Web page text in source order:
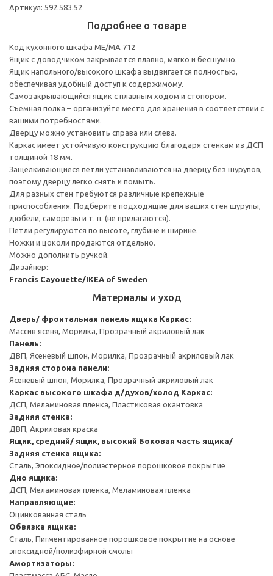
Артикул: 592.583.52
Подробнее о товаре
Код кухонного шкафа ME/MA 712
Ящик с доводчиком закрывается плавно, мягко и бесшумно.
Ящик напольного/высокого шкафа выдвигается полностью,
обеспечивая удобный доступ к содержимому.
Cамозакрывающийся ящик с плавным ходом и стопором.
Съемная полка – организуйте место для хранения в соответствии с
вашими потребностями.
Дверцу можно установить справа или слева.
Каркас имеет устойчивую конструкцию благодаря стенкам из ДСП
толщиной 18 мм.
Защелкивающиеся петли устанавливаются на дверцу без шурупов,
поэтому дверцу легко снять и помыть.
Для разных стен требуются различные крепежные
приспособления. Подберите подходящие для ваших стен шурупы,
дюбели, саморезы и т. п. (не прилагаются).
Петли регулируются по высоте, глубине и ширине.
Ножки и цоколи продаются отдельно.
Можно дополнить ручкой.
Дизайнер:
Francis Cayouette/IKEA of Sweden
Материалы и уход
Дверь/ фронтальная панель ящика Каркас:
Массив ясеня, Морилка, Прозрачный акриловый лак
Панель:
ДВП, Ясеневый шпон, Морилка, Прозрачный акриловый лак
Задняя сторона панели:
Ясеневый шпон, Морилка, Прозрачный акриловый лак
Каркас высокого шкафа д/духов/холод Каркас:
ДСП, Меламиновая пленка, Пластиковая окантовка
Задняя стенка:
ДВП, Акриловая краска
Ящик, средний/ ящик, высокий Боковая часть ящика/
Задняя стенка ящика:
Сталь, Эпоксидное/полиэстерное порошковое покрытие
Дно ящика:
ДСП, Меламиновая пленка, Меламиновая пленка
Направляющие:
Оцинкованная сталь
Обвязка ящика:
Сталь, Пигментированное порошковое покрытие на основе
эпоксидной/полиэфирной смолы
Амортизаторы: